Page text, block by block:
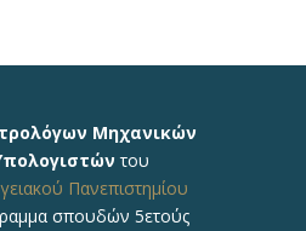
Μηχανικών
του
Πανεπιστημίου
σπουδών 5ετούς